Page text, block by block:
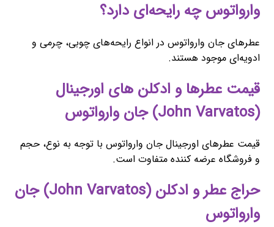
وارواتوس چه رایحه‌ای دارد؟
عطرهای جان وارواتوس در انواع رایحه‌های چوبی، چرمی و
ادویه‌ای موجود هستند.
قیمت عطرها و ادکلن های اورجینال
(John Varvatos) جان وارواتوس
قیمت عطرهای اورجینال جان وارواتوس با توجه به نوع، حجم
و فروشگاه عرضه کننده متفاوت است.
حراج عطر و ادکلن (John Varvatos) جان
وارواتوس